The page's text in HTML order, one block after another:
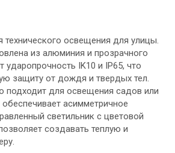
технического освещения для улицы.
​​из алюминия и прозрачного
ударопрочность IK10 и IP65, что
защиту от дождя и твердых тел.
подходит для освещения садов или
асимметричное
светильник с цветовой
создавать теплую и